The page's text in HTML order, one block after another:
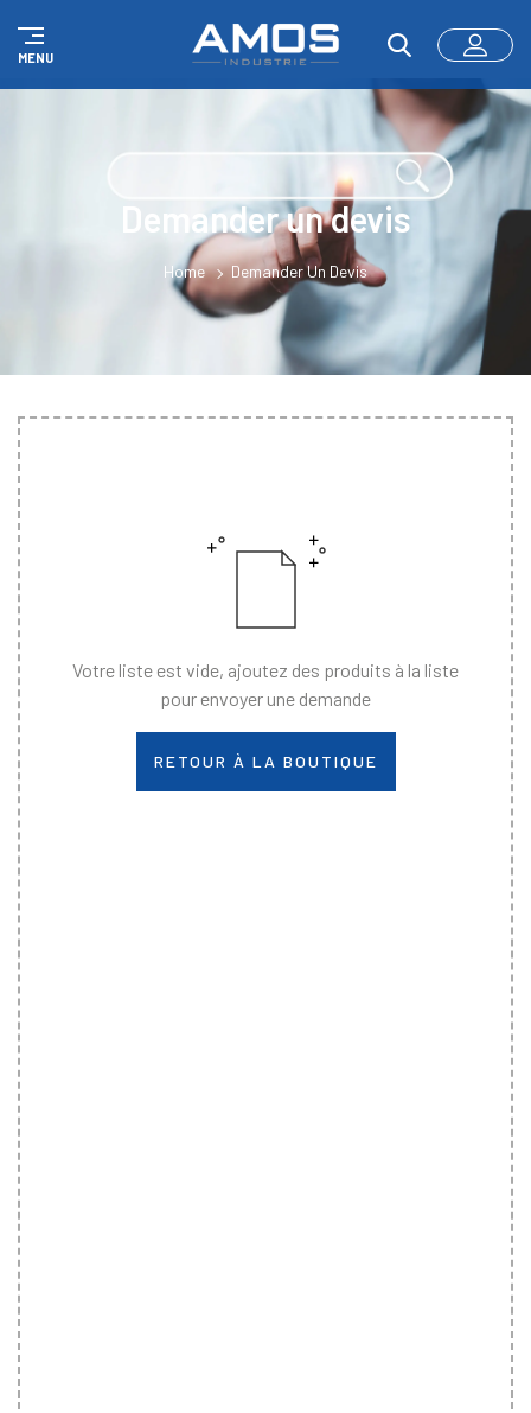
MENU
Demander un devis
Home Demander Un Devis
Votre liste est vide, ajoutez des produits à la liste
pour envoyer une demande
RETOUR À LA BOUTIQUE